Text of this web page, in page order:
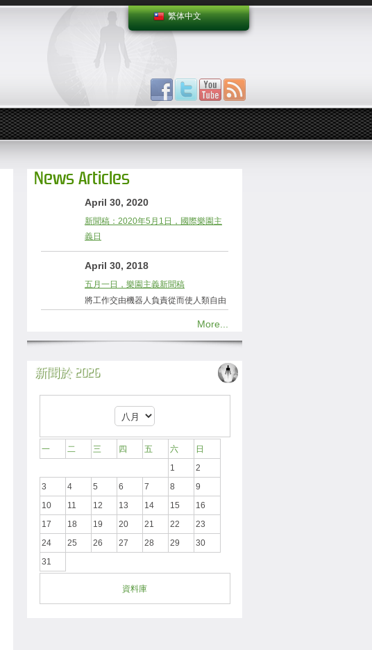
繁体中文
News Articles
April 30, 2020
新聞稿：2020年5月1日，國際樂園主
義日
April 30, 2018
五月一日，樂園主義新聞稿
將工作交由機器人負責從而使人類自由
More...
新聞於 2026
一 二 三 四 五 六
日
1
2
3
4 5 6 7 8
9
10
11 12 13 14 15
16
17
18 19 20 21 22
23
24
25 26 27 28 29
30
31
資料庫